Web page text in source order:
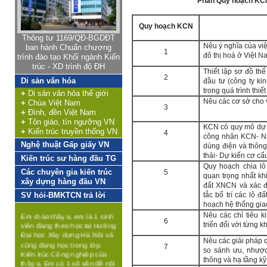
Công nghệ (Department of
Architecture Technology),
Khoa Kiến trúc & Quy hoạch,
Truờng Đại học Xây dựng,
được Nhà nước giao nhiệm
vụ đào tạo nguồn nhân lực,
tạo lập môi trường phát triển
khoa học - công nghệ trong
lĩnh vực quy hoạch xây
dựng, thiết kế kiến trúc,
phục vụ cho quá trình công
nghiệp hóa và đô thị hóa,
phát triển nông nghiệp nông
thôn và các khu kinh tế.
Việt Nam là quốc gia đang
phát triển, hoạt động kinh tế
đóng vai trò chủ đạo với 4
nhóm: i) Khai thác tài nguyên
thiên nhiên (khai mỏ, nông
nghiệp); ii) Sản xuất (công
nghiệp, xây dựng), iii) Dịch
vụ, iv) Liên kết số và được
vận hành dựa trên trên hệ
thống kết cấu hạ tầng đồng
bộ tương ứng, trong đó nổi
bật là hệ thống công nghệ
thông tin. Các hoạt động kinh
Thông tư 1169/QĐ-BGDĐT
ban hành Chuẩn chương
trình đào tạo Khối ngành Kiến
trúc - XD trình độ ĐH
Di sản văn hóa
+ Di sản văn hóa thế giới
+ Chùa Việt Nam
+ Đình, đền Việt Nam
+ Tôn giáo, tín ngưỡng VN
+ Kiến trúc truyền thống VN
Nghệ thuật Gấp giấy VN
Kiến trúc sư hàng đầu TG
Các chuyên gia kiến trúc
xây dựng hàng đầu VN
SV hỏi-BMKTCN trả lời
Hỏi:
Em cảm thấy vô hướng
quá
Em chào thầy ạ, em là 1 sinh
viên đang theo học tại trường
Đại học Xây dựng Hà Nội và
cũng đang học trong lớp
Kiến trúc Công nghiệp của
thầy ạ. Em có 1 số vấn đề nội
tâm rất mong muốn được
Quy hoạch KCN
1
Nêu ý nghĩa của
đô thị hoá ở Việt
2
Thiết lập sơ đồ
đầu tư (công ty
trong quá trình
3
Nêu các cơ sở cho
4
KCN có quy mô
công nhân KCN-
dùng điện và
thải- Dự kiến cơ
5
Quy hoạch chia
quan trọng nhất
đất XNCN và xác
tắc bố trí các lô
hoạch hệ thống
6
Nêu các chỉ tiêu
triển đối với từng
7
Nêu các giải pháp
so sánh ưu,
thông và hạ tầng